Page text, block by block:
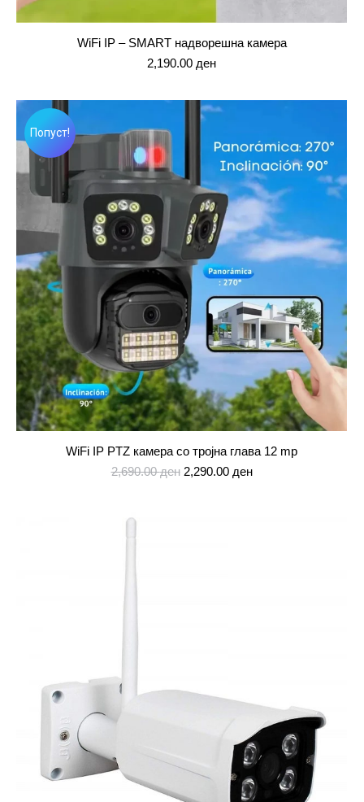
WiFi IP – SMART надворешна камера
2,190.00 ден
Попуст!
WiFi IP PTZ камера со тројна глава 12 mp
2,690.00ден Original
2,290.00 денCurrent